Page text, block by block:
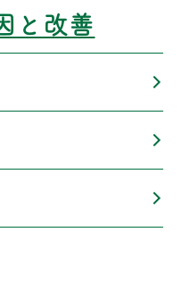
と改善